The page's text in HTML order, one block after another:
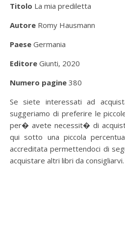
Titolo La mia prediletta
Autore Romy Hausmann
Paese Germania
Editore Giunti, 2020
Numero pagine 380
Se siete interessati ad
suggeriamo di preferire le
per� avete necessit� di
qui sotto una piccola
accreditata permettendoci di
acquistare altri libri da